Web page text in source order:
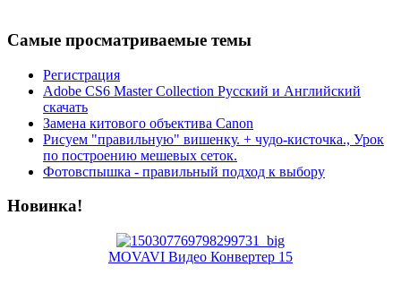
Самые просматриваемые темы
Регистрация
Adobe CS6 Master Collection Русский и Английский
скачать
Замена китового объектива Canon
Рисуем "правильную" вишенку. + чудо-кисточка., Урок
по построению мешевых сеток.
Фотовспышка - правильный подход к выбору
Новинка!
MOVAVI Видео Конвертер 15